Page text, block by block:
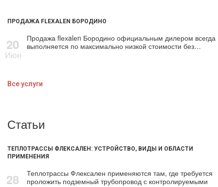
ПРОДАЖА FLEXALEN БОРОДИНО
20
Июн
Продажа flехalеn Бородино официальным дилером всегда
выполняется по максимально низкой стоимости без…
Все услуги
Статьи
ТЕПЛОТРАССЫ ФЛЕКСАЛЕН: УСТРОЙСТВО, ВИДЫ И ОБЛАСТИ
ПРИМЕНЕНИЯ
28
Теплотрассы Флексален применяются там, где требуется
проложить подземный трубопровод с контролируемыми